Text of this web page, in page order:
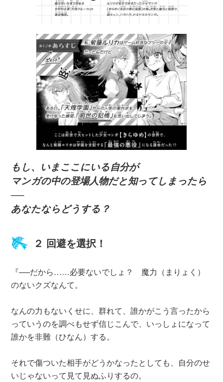
も し、いまここにいる自分が
マンガの中の登場人物だと知ってしまったら
──
あなたならどうする？
２ 回避を選択！
『──だから……必要ないでしょ？ 魔力（まりょく）
のないクズなんて。
なんの力もないくせに、群れて、誰かがこう言ったから
っていうのを調べもせず信じこんで、いっしょになって
誰かを非難（ひなん）する。
それで傷ついた相手がどうかなったとしても、自分のせ
いじゃないって見て見ぬふりするの。